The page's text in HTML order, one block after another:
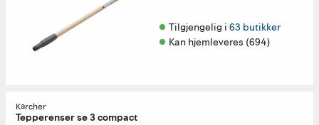
Tilgjengelig i 63 butikker
Kan hjemleveres (694)
Kärcher
Tepperenser se 3 compact